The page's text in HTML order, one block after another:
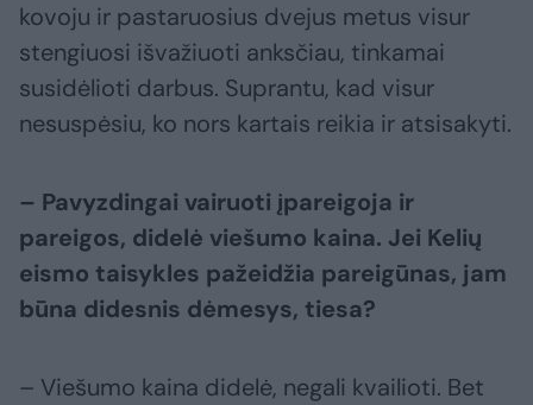
kovoju ir pastaruosius dvejus metus visur
stengiuosi išvažiuoti anksčiau, tinkamai
susidėlioti darbus. Suprantu, kad visur
nesuspėsiu, ko nors kartais reikia ir atsisakyti.
– Pavyzdingai vairuoti įpareigoja ir
pareigos, didelė viešumo kaina. Jei Kelių
eismo taisykles pažeidžia pareigūnas, jam
būna didesnis dėmesys, tiesa?
– Viešumo kaina didelė, negali kvailioti. Bet